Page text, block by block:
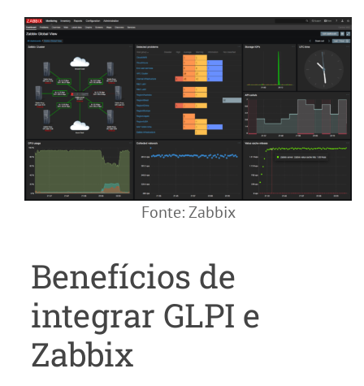
Fonte: Zabbix
Benefícios de
integrar GLPI e
Zabbix